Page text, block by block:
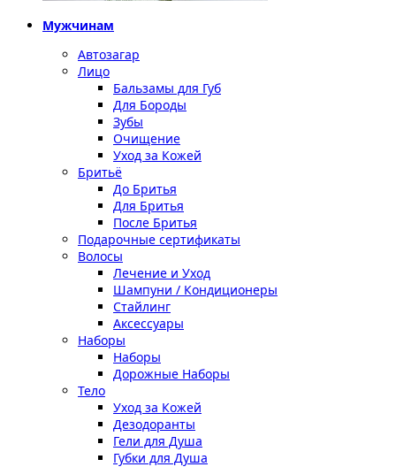
Мужчинам
Автозагар
Лицо
Бальзамы для Губ
Для Бороды
Зубы
Очищение
Уход за Кожей
Бритьё
До Бритья
Для Бритья
После Бритья
Подарочные сертификаты
Волосы
Лечение и Уход
Шампуни / Кондиционеры
Стайлинг
Аксессуары
Наборы
Наборы
Дорожные Наборы
Тело
Уход за Кожей
Дезодоранты
Гели для Душа
Губки для Душа